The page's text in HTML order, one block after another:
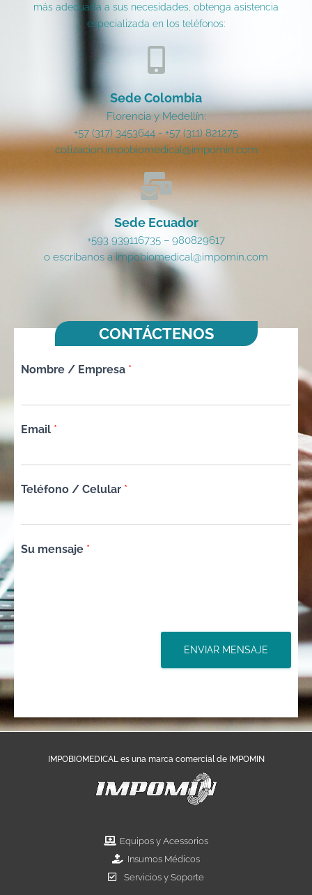
más adecuada a sus necesidades, obtenga asistencia
especializada en los teléfonos:
Sede Colombia
Florencia y Medellín:
+57 (317) 3453644 - +57 (311) 821275
cotizacion.impobiomedical@impomin.com
Sede Ecuador
+593 939116735 – 980829617
o escríbanos a impobiomedical@impomin.com
CONTÁCTENOS
Nombre / Empresa *
Email *
Teléfono / Celular *
Su mensaje *
ENVIAR MENSAJE
IMPOBIOMEDICAL es una marca comercial de IMPOMIN
Equipos y Acessorios
Insumos Médicos
Servicios y Soporte